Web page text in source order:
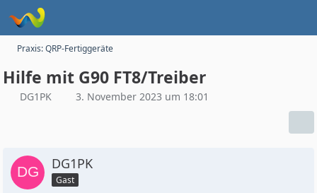
Praxis: QRP-Fertiggeräte
Hilfe mit G90 FT8/Treiber
DG1PK 3. November 2023 um 18:01
DG1PK
Gast